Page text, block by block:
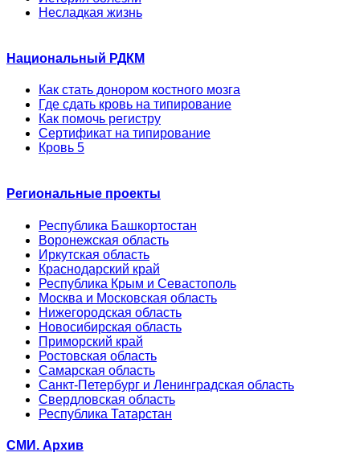
Несладкая жизнь
Национальный РДКМ
Как стать донором костного мозга
Где сдать кровь на типирование
Как помочь регистру
Сертификат на типирование
Кровь 5
Региональные проекты
Республика Башкортостан
Воронежская область
Иркутская область
Краснодарский край
Республика Крым и Севастополь
Москва и Московская область
Нижегородская область
Новосибирская область
Приморский край
Ростовская область
Самарская область
Санкт-Петербург и Ленинградская область
Свердловская область
Республика Татарстан
СМИ. Архив